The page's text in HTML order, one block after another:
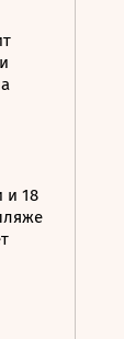
и 18